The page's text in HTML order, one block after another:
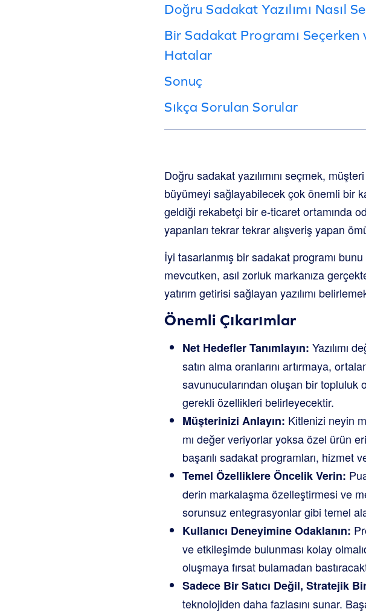
Doğru Sadakat Yazılımı Nasıl
Bir Sadakat Programı Seçerken
Hatalar
Sonuç
Sıkça Sorulan Sorular
Doğru sadakat yazılımını seçmek,
büyümeyi sağlayabilecek çok önemli bir
geldiği rekabetçi bir e-ticaret ortamında
yapanları tekrar tekrar alışveriş yapan
İyi tasarlanmış bir sadakat programı
mevcutken, asıl zorluk markanıza
yatırım getirisi sağlayan yazılımı
Önemli Çıkarımlar
Net Hedefler Tanımlayın: Yazılımı
satın alma oranlarını artırmaya,
savunucularından oluşan bir topluluk
gerekli özellikleri belirleyecektir.
Müşterinizi Anlayın: Kitlenizi neyin
mı değer veriyorlar yoksa özel ürün
başarılı sadakat programları, hizmet
Temel Özelliklere Öncelik Verin:
derin markalaşma özelleştirmesi ve
sorunsuz entegrasyonlar gibi temel
Kullanıcı Deneyimine Odaklanın:
ve etkileşimde bulunması kolay
oluşmaya fırsat bulamadan
Sadece Bir Satıcı Değil, Stratejik
teknolojiden daha fazlasını sunar.